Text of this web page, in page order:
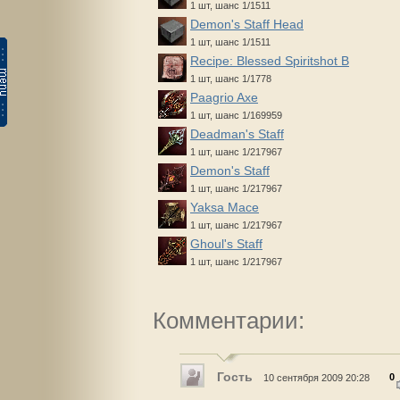
1 шт, шанс 1/1511
Demon's Staff Head
1 шт, шанс 1/1511
Recipe: Blessed Spiritshot B
1 шт, шанс 1/1778
Paagrio Axe
1 шт, шанс 1/169959
Deadman's Staff
1 шт, шанс 1/217967
Demon's Staff
1 шт, шанс 1/217967
Yaksa Mace
1 шт, шанс 1/217967
Ghoul's Staff
1 шт, шанс 1/217967
Комментарии:
Гость 10 сентября 2009 20:28 0